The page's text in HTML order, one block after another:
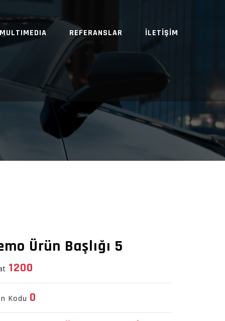
MULTIMEDIA REFERANSLAR İLETİŞİM
Ürün Başlığı 5
1200
Kodu 0